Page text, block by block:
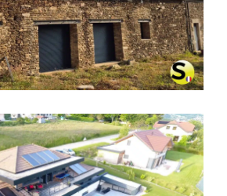
SOLAIRE SOLISART
– MORBIHAN